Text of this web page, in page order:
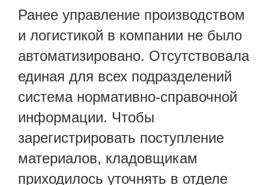
Ранее управление производством
и логистикой в компании не было
автоматизировано. Отсутствовала
единая для всех подразделений
система нормативно-справочной
информации. Чтобы
зарегистрировать поступление
материалов, кладовщикам
приходилось уточнять в отделе